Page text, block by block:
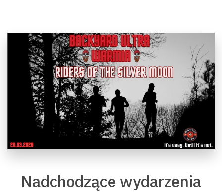
Nadchodzące wydarzenia